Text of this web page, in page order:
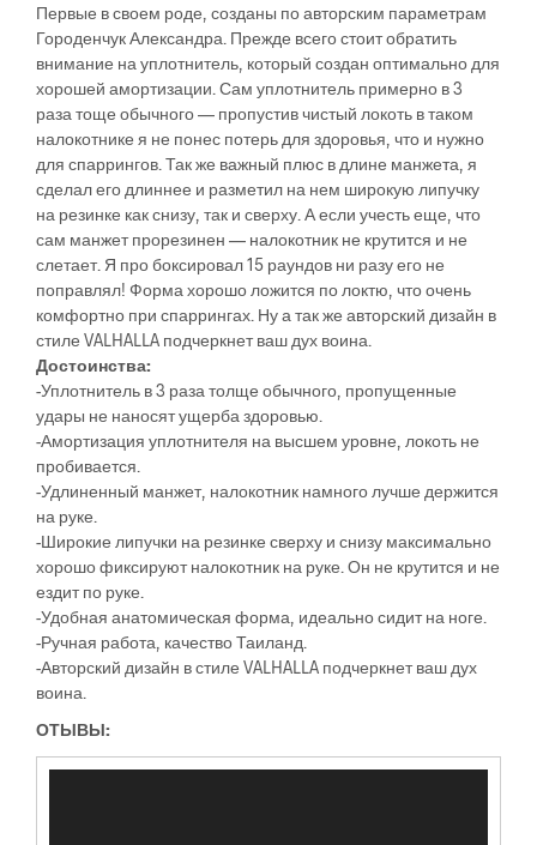
Первые в своем роде, созданы по авторским параметрам
Городенчук Александра. Прежде всего стоит обратить
внимание на уплотнитель, который создан оптимально для
хорошей амортизации. Сам уплотнитель примерно в 3
раза тоще обычного — пропустив чистый локоть в таком
налокотнике я не понес потерь для здоровья, что и нужно
для спаррингов. Так же важный плюс в длине манжета, я
сделал его длиннее и разметил на нем широкую липучку
на резинке как снизу, так и сверху. А если учесть еще, что
сам манжет прорезинен — налокотник не крутится и не
слетает. Я про боксировал 15 раундов ни разу его не
поправлял! Форма хорошо ложится по локтю, что очень
комфортно при спаррингах. Ну а так же авторский дизайн в
стиле VALHALLA подчеркнет ваш дух воина.
Достоинства:
-Уплотнитель в 3 раза толще обычного, пропущенные
удары не наносят ущерба здоровью.
-Амортизация уплотнителя на высшем уровне, локоть не
пробивается.
-Удлиненный манжет, налокотник намного лучше держится
на руке.
-Широкие липучки на резинке сверху и снизу максимально
хорошо фиксируют налокотник на руке. Он не крутится и не
ездит по руке.
-Удобная анатомическая форма, идеально сидит на ноге.
-Ручная работа, качество Таиланд.
-Авторский дизайн в стиле VALHALLA подчеркнет ваш дух
воина.
ОТЫВЫ: